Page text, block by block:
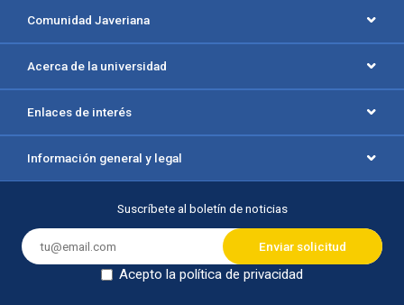
Comunidad Javeriana
Acerca de la universidad
Enlaces de interés
Información general y legal
Suscríbete al boletín de noticias
Acepto la política de privacidad